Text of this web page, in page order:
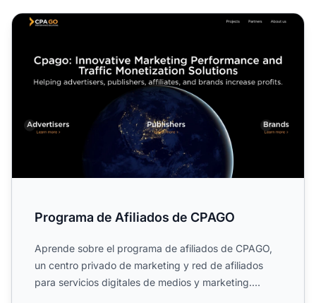
Programa de Afiliados de CPAGO
Programa de Afiliados de CPAGO
Aprende sobre el programa de afiliados de CPAGO,
un centro privado de marketing y red de afiliados
para servicios digitales de medios y marketing.